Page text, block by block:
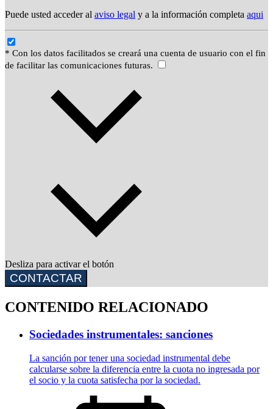
Puede usted acceder al aviso legal y a la información completa aqui
* Con los datos facilitados se creará una cuenta de usuario con el fin
de facilitar las comunicaciones futuras.
Desliza para activar el botón
CONTACTAR
CONTENIDO RELACIONADO
Sociedades instrumentales: sanciones
La sanción por tener una sociedad instrumental debe
calcularse sobre la diferencia entre la cuota no ingresada por
el socio y la cuota satisfecha por la sociedad.